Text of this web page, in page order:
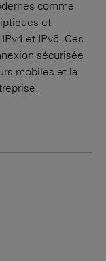
comme
et
et IPv6. Ces
sécurisée
mobiles et la